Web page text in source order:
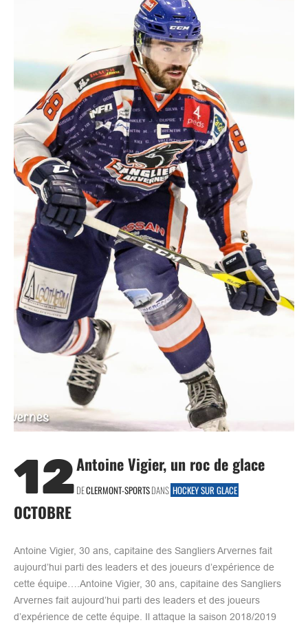
12
OCTOBRE
Antoine Vigier, un roc de glace
DECLERMONT-SPORTSDANS HOCKEY SUR GLACE
Antoine Vigier, 30 ans, capitaine des Sangliers Arvernes fait
aujourd’hui parti des leaders et des joueurs d’expérience de
cette équipe….Antoine Vigier, 30 ans, capitaine des Sangliers
Arvernes fait aujourd’hui parti des leaders et des joueurs
d’expérience de cette équipe. Il attaque la saison 2018/2019